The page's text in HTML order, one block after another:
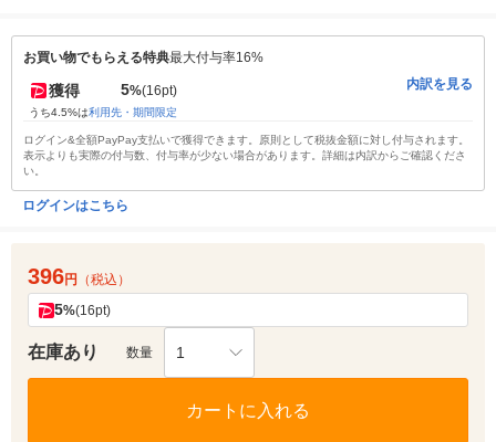
お買い物でもらえる特典最大付与率16%
獲得 5%(16pt)
うち4.5%は利用先・期間限定
内訳を見る
ログイン&全額PayPay支払いで獲得できます。原則として税抜金額に対し付与されます。
表示よりも実際の付与数、付与率が少ない場合があります。詳細は内訳からご確認くださ
い。
ログインはこちら
396円 （税込）
5%(16pt)
在庫あり 数量 1
カートに入れる